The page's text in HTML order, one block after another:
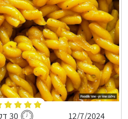
12/7/2024 30 דקות